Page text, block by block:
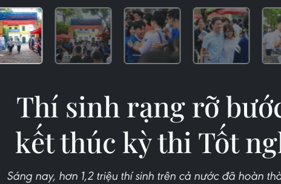
Thí sinh rạng rỡ
kết thúc kỳ thi Tốt
Sáng nay, hơn 1,2 triệu thí sinh trên cả nước đã hoàn